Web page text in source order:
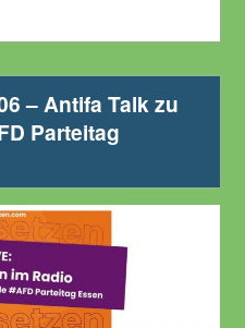
– Antifa Talk zu
Parteitag